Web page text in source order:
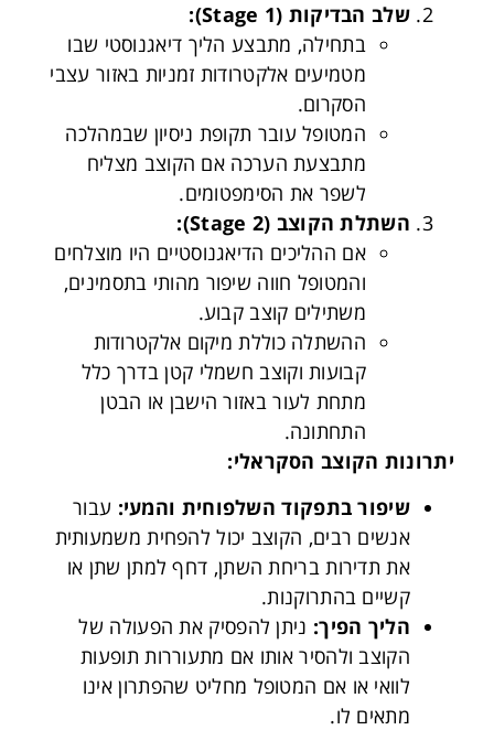
שלב הבדיקות (Stage 1):
בתחילה, מתבצע הליך דיאגנוסטי שבו
מטמיעים אלקטרודות זמניות באזור עצבי
הסקרום.
המטופל עובר תקופת ניסיון שבמהלכה
מתבצעת הערכה אם הקוצב מצליח
לשפר את הסימפטומים.
השתלת הקוצב (Stage 2):
אם ההליכים הדיאגנוסטיים היו מוצלחים
והמטופל חווה שיפור מהותי בתסמינים,
משתילים קוצב קבוע.
ההשתלה כוללת מיקום אלקטרודות
קבועות וקוצב חשמלי קטן בדרך כלל
מתחת לעור באזור הישבן או הבטן
התחתונה.
יתרונות הקוצב הסקראלי:
שיפור בתפקוד השלפוחית והמעי: עבור
אנשים רבים, הקוצב יכול להפחית משמעותית
את תדירות בריחת השתן, דחף למתן שתן או
קשיים בהתרוקנות.
הליך הפיך: ניתן להפסיק את הפעולה של
הקוצב ולהסיר אותו אם מתעוררות תופעות
לוואי או אם המטופל מחליט שהפתרון אינו
מתאים לו.